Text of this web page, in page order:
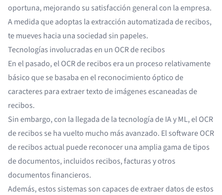
oportuna, mejorando su satisfacción general con la empresa.
A medida que adoptas la extracción automatizada de recibos,
te mueves hacia una sociedad sin papeles.
Tecnologías involucradas en un OCR de recibos
En el pasado, el OCR de recibos era un proceso relativamente
básico que se basaba en el reconocimiento óptico de
caracteres para extraer texto de imágenes escaneadas de
recibos.
Sin embargo, con la llegada de la tecnología de IA y ML, el OCR
de recibos se ha vuelto mucho más avanzado. Elsoftware OCR
de recibos actual puede reconocer una amplia gama de tipos
de documentos, incluidos recibos, facturas y otros
documentos financieros.
Además, estos sistemas son capaces de extraer datos de estos